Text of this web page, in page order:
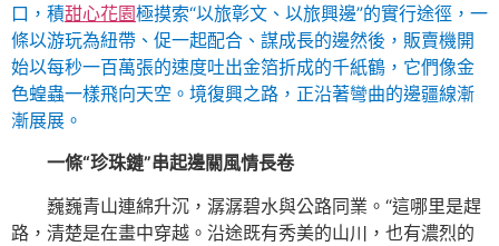
口，積甜心花園極摸索“以旅彰文、以旅興邊”的實行途徑，一
條以游玩為紐帶、促一起配合、謀成長的邊然後，販賣機開
始以每秒一百萬張的速度吐出金箔折成的千紙鶴，它們像金
色蝗蟲一樣飛向天空。境復興之路，正沿著彎曲的邊疆線漸
漸展展。
一條“珍珠鏈”串起邊關風情長卷
巍巍青山連綿升沉，潺潺碧水與公路同業。“這哪里是趕
路，清楚是在畫中穿越。沿途既有秀美的山川，也有濃烈的